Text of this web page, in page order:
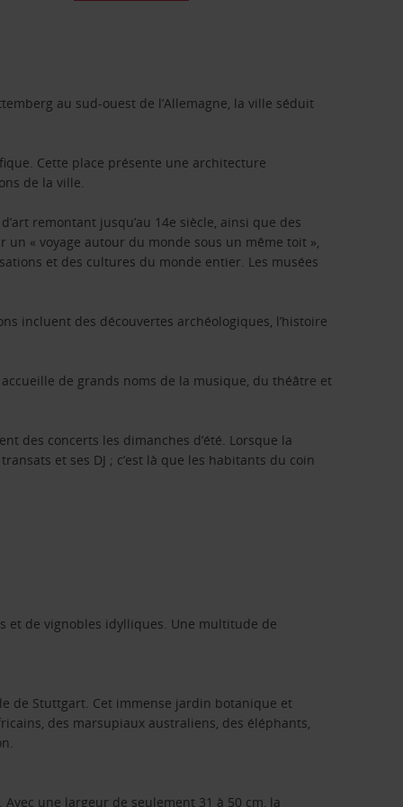
au sud-ouest de l’Allemagne, la ville séduit
Cette place présente une architecture
de la ville.
remontant jusqu’au 14e siècle, ainsi que des
« voyage autour du monde sous un même toit »,
et des cultures du monde entier. Les musées
incluent des découvertes archéologiques, l’histoire
de grands noms de la musique, du théâtre et
des concerts les dimanches d’été. Lorsque la
et ses DJ ; c’est là que les habitants du coin
et de vignobles idylliques. Une multitude de
de Stuttgart. Cet immense jardin botanique et
des marsupiaux australiens, des éléphants,
une largeur de seulement 31 à 50 cm, la